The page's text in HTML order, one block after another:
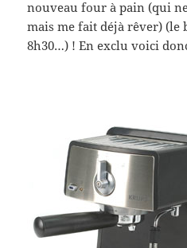
nouveau four à pain (qui
mais me fait déjà rêver) (le
8h30…) ! En exclu voici